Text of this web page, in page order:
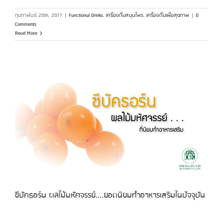
กุมภาพันธ์ 20th, 2017 | Functional Drinks, เครื่องดื่มสมุนไพร, เครื่องดื่มเพื่อสุขภาพ | 0
Comments
Read More
ซีบัคธอร์น ผลไม้มหัศจรรย์....ยอดนิยมทำอาหารเสริมในปัจจุบัน